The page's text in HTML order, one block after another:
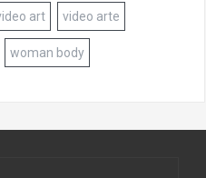
art video arte
woman body